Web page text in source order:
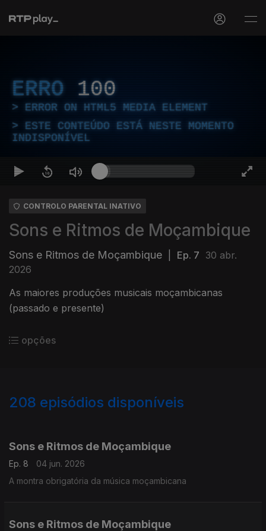
ERRO 100
ERROR ON HTML5 MEDIA ELEMENT
ESTE CONTEÚDO ESTÁ NESTE MOMENTO
INDISPONÍVEL
CONTROLO PARENTAL INATIVO
Sons e Ritmos de Moçambique
Sons e Ritmos de Moçambique Ep. 7 30 abr.
2026
As maiores produções musicais moçambicanas
(passado e presente)
opções
208 episódios disponíveis
Sons e Ritmos de Moçambique
Ep. 8
04 jun. 2026
A montra obrigatória da música moçambicana
Sons e Ritmos de Moçambique